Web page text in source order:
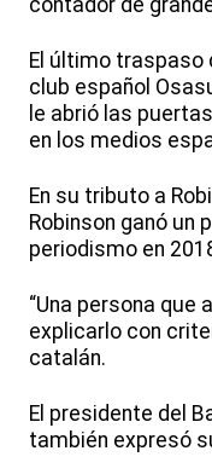
contador de
El último traspaso
club español
le abrió las
en los medios
En su tributo a
Robinson ganó un
periodismo en
“Una persona que
explicarlo con
catalán.
El presidente del
también expresó